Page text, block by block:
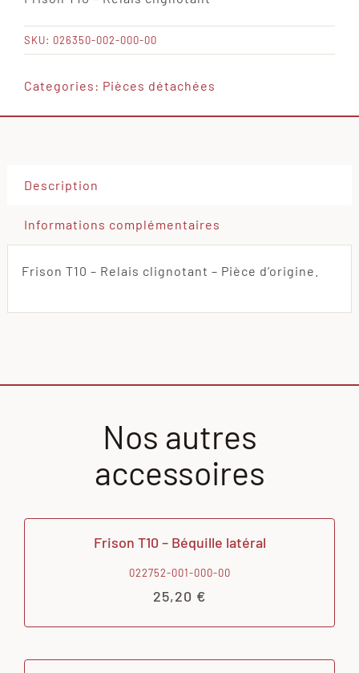
-
Relais
clignotant
SKU: 026350-002-000-00
Categories: Pièces détachées
Description
Informations complémentaires
Frison T10 – Relais clignotant – Pièce d’origine.
Nos autres
accessoires
Frison T10 – Béquille latéral
022752-001-000-00
25,20 €